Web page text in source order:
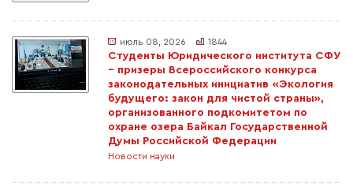
июль 08, 2026 1844
Студенты Юридического института СФУ
– призеры Всероссийского конкурса
законодательных инициатив «Экология
будущего: закон для чистой страны»,
организованного подкомитетом по
охране озера Байкал Государственной
Думы Российской Федерации
Новости науки